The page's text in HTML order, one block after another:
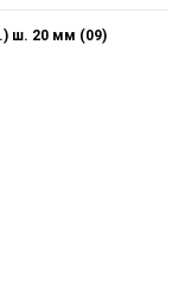
ш. 20 мм (09)